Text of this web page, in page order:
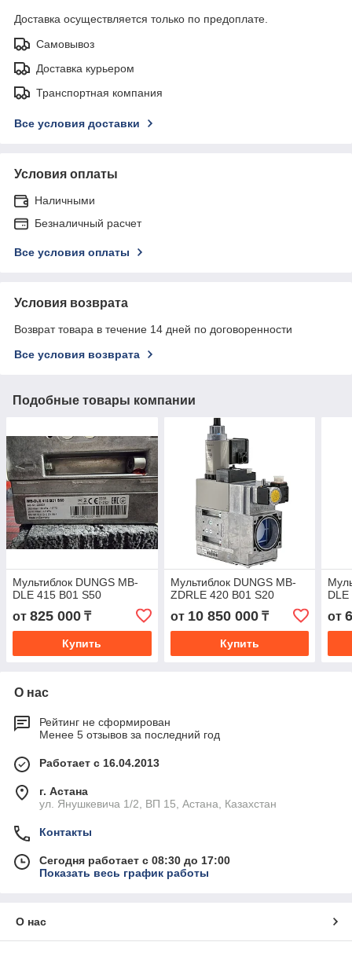
Доставка осуществляется только по предоплате.
Самовывоз
Доставка курьером
Транспортная компания
Все условия доставки
Условия оплаты
Наличными
Безналичный расчет
Все условия оплаты
Условия возврата
Возврат товара в течение 14 дней по договоренности
Все условия возврата
Подобные товары компании
Мультиблок DUNGS MB-
DLE 415 B01 S50
от 825 000 ₸
Купить
Мультиблок DUNGS MB-
ZDRLE 420 B01 S20
от 10 850 000₸
Купить
от
О нас
Рейтинг не сформирован
Менее 5 отзывов за последний год
Работает с 16.04.2013
г. Астана
ул. Янушкевича 1/2, ВП 15, Астана, Казахстан
Контакты
Сегодня работает с 08:30 до 17:00
Показать весь график работы
О нас